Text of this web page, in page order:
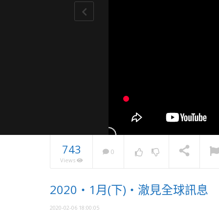
NOW PLAYING
息
743
Views
0
2020・1月(下)・澈見全球訊息
2020-02-06 18:00:05